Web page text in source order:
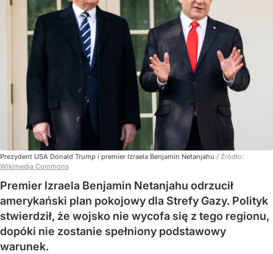
Prezydent USA Donald Trump i premier Izraela Benjamin Netanjahu / Źródło:
Wikimedia Commons
Premier Izraela Benjamin Netanjahu odrzucił
amerykański plan pokojowy dla Strefy Gazy. Polityk
stwierdził, że wojsko nie wycofa się z tego regionu,
dopóki nie zostanie spełniony podstawowy
warunek.